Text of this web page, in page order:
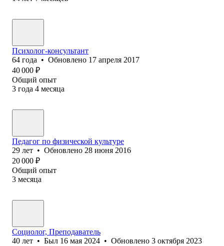
Психолог-консультант
64 года • Обновлено 17 апреля 2017
40 000 ₽
Общий опыт
3 года 4 месяца
Педагог по физической культуре
29 лет • Обновлено 28 июня 2016
20 000 ₽
Общий опыт
3 месяца
Социолог, Преподаватель
40 лет • Был 16 мая 2024 • Обновлено 3 октября 2023